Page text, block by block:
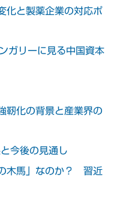
化と製薬企業の対応ポ
ガリーに見る中国資本
靭化の背景と産業界の
今後の見通し
木馬」なのか？ 習近